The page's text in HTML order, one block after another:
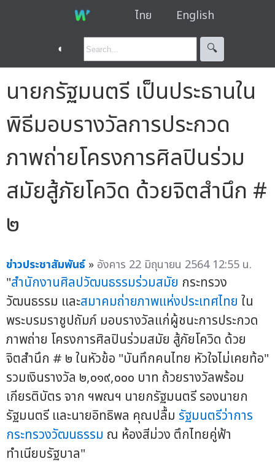
ไทย English
◐ 🔍︎
นายกรัฐมนตรี เป็นประธานใน
พิธีมอบรางวัลการประกวด
ภาพถ่ายโครงการศิลปินร่วม
สมัยสู้ภัยโควิด ด้วยจิตสำนึก #
๒
ข่าวประชาสัมพันธ์ » อังคาร 22 มิถุนายน 2564 12:55 น.
"สำนักงานศิลปวัฒนธรรมร่วมสมัย กระทรวง
วัฒนธรรม และสมาคมถ่ายภาพแห่งประเทศไทย ใน
พระบรมราชูปถัมภ์ มอบรางวัลแก่ผู้ชนะการประกวด
ภาพถ่าย โครงการศิลปินร่วมสมัย สู้ภัยโควิด ด้วย
จิตสำนึก # ๒ ในหัวข้อ "บันทึกคนไทย หัวใจไม่เคยท้อ"
รวมเงินรางวัล ๒,๐๑๙,๐๐๐ บาท ถ้วยรางวัลพร้อม
เกียรติบัตร จาก ฯพณฯ นายกรัฐมนตรี รองนายก
รัฐมนตรี และนายอิทธิพล คุณปลื้ม รัฐมนตรีว่าการ
กระทรวงวัฒนธรรม ณ ห้องสีม่วง ตึกไทยคู่ฟ้า
ทำเนียบรัฐบาล"